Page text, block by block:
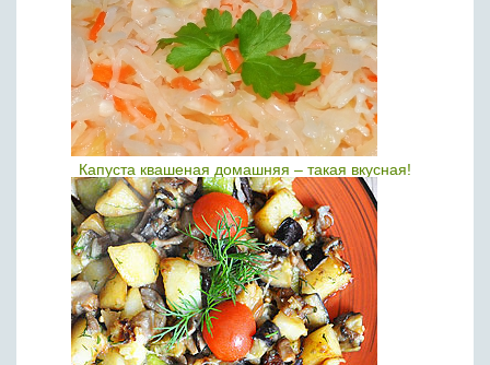
Капуста квашеная домашняя – такая вкусная!